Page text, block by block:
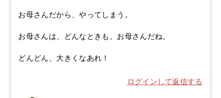
お母さんだから、やってしまう。
お母さんは、どんなときも、お母さんだね。
どんどん、大きくなあれ！
ログインして返信する